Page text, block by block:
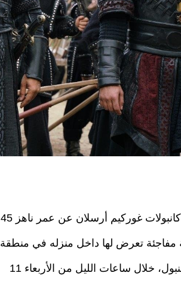
توفي الممثل التركي كانبولات غوركيم أرسلان عن عمر ناهز 45
مفاجئة تعرض لها داخل منزله في منطقة
بي أوغلو بمدينة إسطنبول، خلال ساعات الليل من الأربعاء 11